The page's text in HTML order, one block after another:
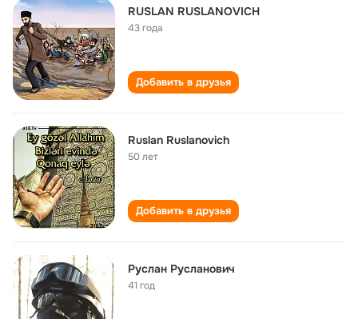
RUSLAN RUSLANOVICH
43 года
Добавить в друзья
Ruslan Ruslanovich
50 лет
Добавить в друзья
Руслан Русланович
41 год